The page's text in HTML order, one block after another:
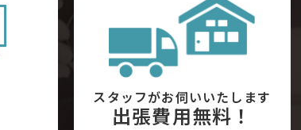
スタッフがお伺いいたします
出張費用無料！